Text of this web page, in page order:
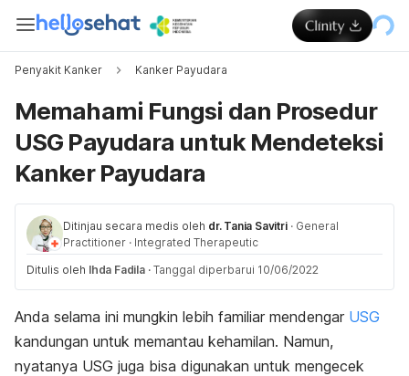
Penyakit Kanker Kanker Payudara
Memahami Fungsi dan Prosedur
USG Payudara untuk Mendeteksi
Kanker Payudara
Ditinjau secara medis oleh dr. Tania Savitri · General
Practitioner · Integrated Therapeutic
Ditulis oleh Ihda Fadila · Tanggal diperbarui 10/06/2022
Anda selama ini mungkin lebih familiar mendengar USG
kandungan untuk memantau kehamilan. Namun,
nyatanya USG juga bisa digunakan untuk mengecek